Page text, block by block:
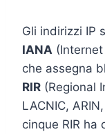
Gli indirizzi IP
IANA
che assegna
RIR (Regional
LACNIC,
cinque RIR ha